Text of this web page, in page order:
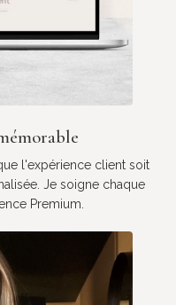
l'expérience client soit
Je soigne chaque
Premium.